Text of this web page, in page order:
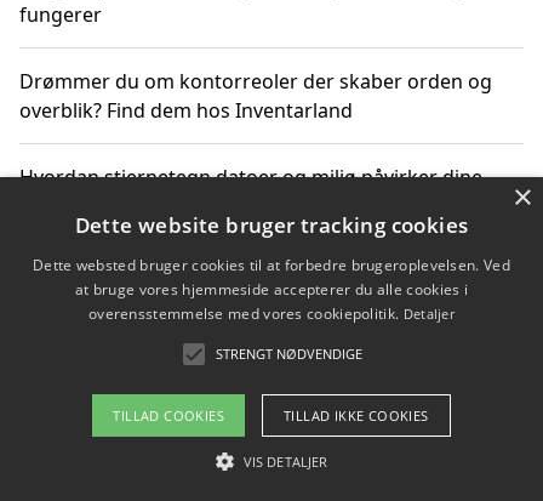
fungerer
Drømmer du om kontorreoler der skaber orden og
overblik? Find dem hos Inventarland
Hvordan stjernetegn datoer og miljø påvirker dine
Bæredygtige gadgets til en grønnere hverdag
Om / kontakt
Blog Betingelser
×
Dette website bruger tracking cookies
Dette websted bruger cookies til at forbedre brugeroplevelsen. Ved
at bruge vores hjemmeside accepterer du alle cookies i
overensstemmelse med vores cookiepolitik. Detaljer
STRENGT NØDVENDIGE
TILLAD COOKIES TILLAD IKKE COOKIES
VIS DETALJER